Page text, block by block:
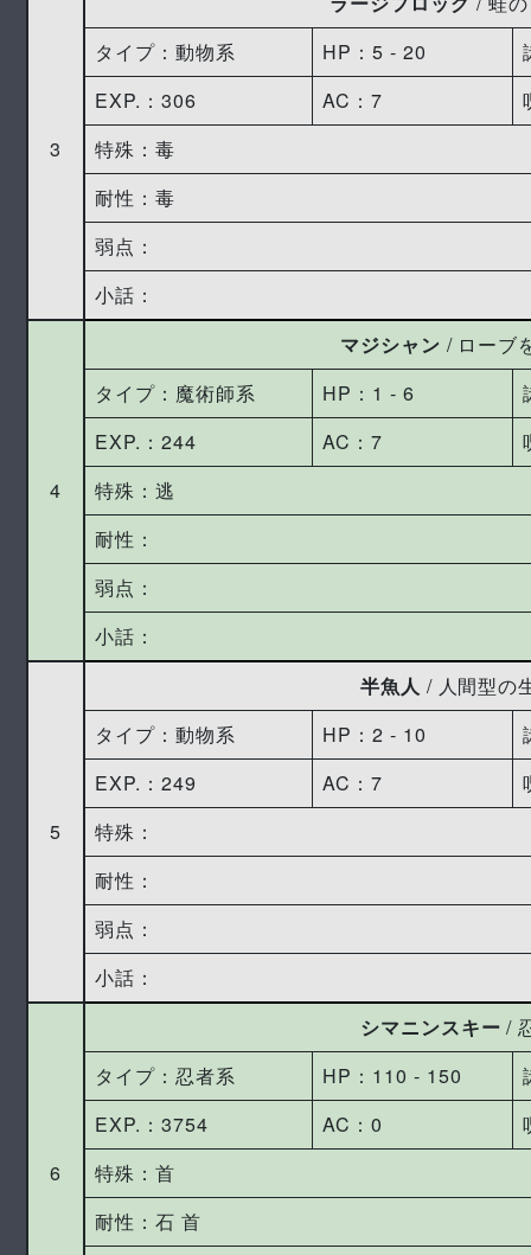
3
タイプ：動物系
HP：5 ‐ 20
EXP.：306
AC：7
特殊：毒
耐性：毒
弱点：
小話：
4
マジシャン / ローブ
タイプ：魔術師系
HP：1 ‐ 6
EXP.：244
AC：7
特殊：逃
耐性：
弱点：
小話：
5
半魚人 / 人間型の
タイプ：動物系
HP：2 ‐ 10
EXP.：249
AC：7
特殊：
耐性：
弱点：
小話：
6
シマニンスキー /
タイプ：忍者系
HP：110 ‐ 150
EXP.：3754
AC：0
特殊：首
耐性：石 首